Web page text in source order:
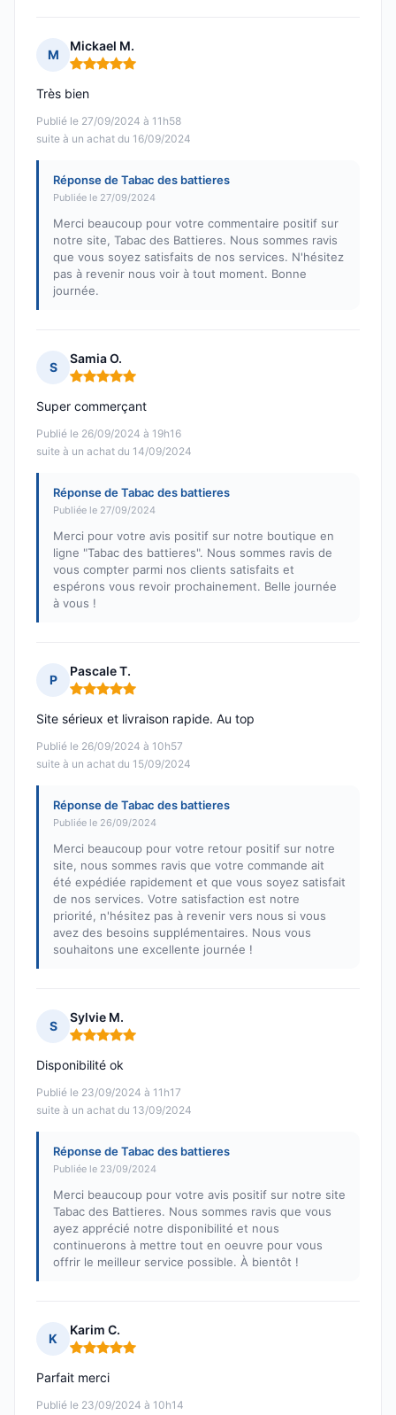
M
Mickael M.
Note : 5 sur 5
Publié le 27/09/2024 à 11h58
suite à un achat du 16/09/2024
Très bien
Réponse de Tabac des battieres
Publiée le 27/09/2024
Merci beaucoup pour votre commentaire positif sur
notre site, Tabac des Battieres. Nous sommes ravis
que vous soyez satisfaits de nos services. N'hésitez
pas à revenir nous voir à tout moment. Bonne
journée.
S
Samia O.
Note : 5 sur 5
Publié le 26/09/2024 à 19h16
suite à un achat du 14/09/2024
Super commerçant
Réponse de Tabac des battieres
Publiée le 27/09/2024
Merci pour votre avis positif sur notre boutique en
ligne "Tabac des battieres". Nous sommes ravis de
vous compter parmi nos clients satisfaits et
espérons vous revoir prochainement. Belle journée
à vous !
P
Pascale T.
Note : 5 sur 5
Publié le 26/09/2024 à 10h57
suite à un achat du 15/09/2024
Site sérieux et livraison rapide. Au top
Réponse de Tabac des battieres
Publiée le 26/09/2024
Merci beaucoup pour votre retour positif sur notre
site, nous sommes ravis que votre commande ait
été expédiée rapidement et que vous soyez satisfait
de nos services. Votre satisfaction est notre
priorité, n'hésitez pas à revenir vers nous si vous
avez des besoins supplémentaires. Nous vous
souhaitons une excellente journée !
S
Sylvie M.
Note : 5 sur 5
Publié le 23/09/2024 à 11h17
suite à un achat du 13/09/2024
Disponibilité ok
Réponse de Tabac des battieres
Publiée le 23/09/2024
Merci beaucoup pour votre avis positif sur notre site
Tabac des Battieres. Nous sommes ravis que vous
ayez apprécié notre disponibilité et nous
continuerons à mettre tout en oeuvre pour vous
offrir le meilleur service possible. À bientôt !
K
Karim C.
Note : 5 sur 5
Publié le 23/09/2024 à 10h14
Parfait merci